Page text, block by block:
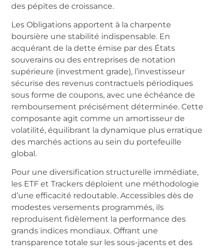
des pépites de croissance.
Les Obligations apportent à la charpente
boursière une stabilité indispensable. En
acquérant de la dette émise par des États
souverains ou des entreprises de notation
supérieure (investment grade), l’investisseur
sécurise des revenus contractuels périodiques
sous forme de coupons, avec une échéance de
remboursement précisément déterminée. Cette
composante agit comme un amortisseur de
volatilité, équilibrant la dynamique plus erratique
des marchés actions au sein du portefeuille
global.
Pour une diversification structurelle immédiate,
les ETF et Trackers déploient une méthodologie
d’une efficacité redoutable. Accessibles dès de
modestes versements programmés, ils
reproduisent fidèlement la performance des
grands indices mondiaux. Offrant une
transparence totale sur les sous-jacents et des